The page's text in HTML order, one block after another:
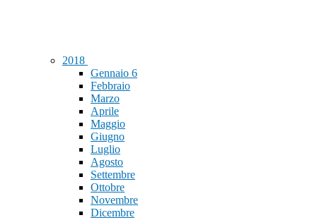
2018
Gennaio 6
Febbraio
Marzo
Aprile
Maggio
Giugno
Luglio
Agosto
Settembre
Ottobre
Novembre
Dicembre